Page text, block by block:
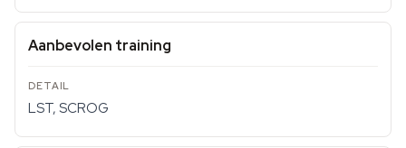
Aanbevolen training
LST, SCROG